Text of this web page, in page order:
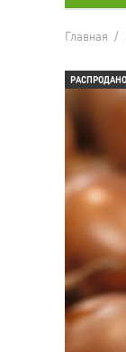
Главная /
РАСПРОДАНО